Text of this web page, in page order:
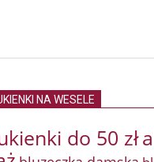
NA WESELE
do 50 zł